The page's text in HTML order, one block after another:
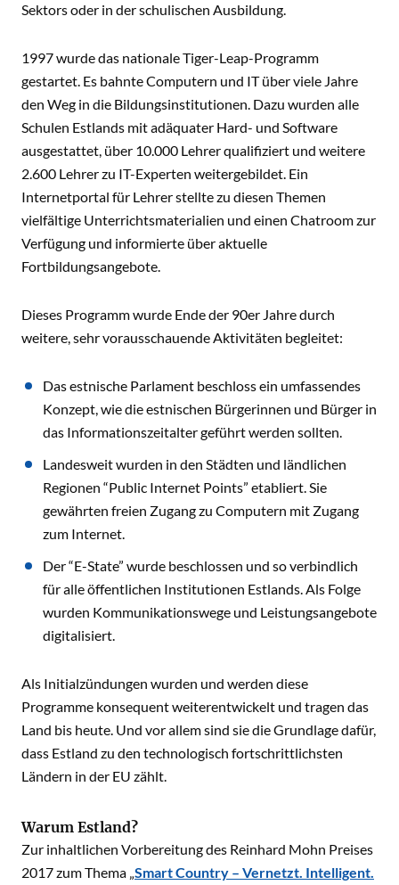
Sektors oder in der schulischen Ausbildung.
1997 wurde das nationale Tiger-Leap-Programm
gestartet. Es bahnte Computern und IT über viele Jahre
den Weg in die Bildungsinstitutionen. Dazu wurden alle
Schulen Estlands mit adäquater Hard- und Software
ausgestattet, über 10.000 Lehrer qualifiziert und weitere
2.600 Lehrer zu IT-Experten weitergebildet. Ein
Internetportal für Lehrer stellte zu diesen Themen
vielfältige Unterrichtsmaterialien und einen Chatroom zur
Verfügung und informierte über aktuelle
Fortbildungsangebote.
Dieses Programm wurde Ende der 90er Jahre durch
weitere, sehr vorausschauende Aktivitäten begleitet:
Das estnische Parlament beschloss ein umfassendes
Konzept, wie die estnischen Bürgerinnen und Bürger in
das Informationszeitalter geführt werden sollten.
Landesweit wurden in den Städten und ländlichen
Regionen “Public Internet Points” etabliert. Sie
gewährten freien Zugang zu Computern mit Zugang
zum Internet.
Der “E-State” wurde beschlossen und so verbindlich
für alle öffentlichen Institutionen Estlands. Als Folge
wurden Kommunikationswege und Leistungsangebote
digitalisiert.
Als Initialzündungen wurden und werden diese
Programme konsequent weiterentwickelt und tragen das
Land bis heute. Und vor allem sind sie die Grundlage dafür,
dass Estland zu den technologisch fortschrittlichsten
Ländern in der EU zählt.
Warum Estland?
Zur inhaltlichen Vorbereitung des Reinhard Mohn Preises
2017 zum Thema „Smart Country – Vernetzt. Intelligent.